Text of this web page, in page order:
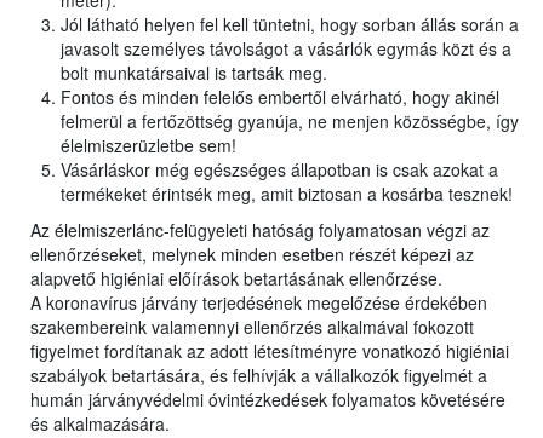
Jól látható helyen fel kell tüntetni, hogy sorban állás során a
javasolt személyes távolságot a vásárlók egymás közt és a
bolt munkatársaival is tartsák meg.
Fontos és minden felelős embertől elvárható, hogy akinél
felmerül a fertőzöttség gyanúja, ne menjen közösségbe, így
élelmiszerüzletbe sem!
Vásárláskor még egészséges állapotban is csak azokat a
termékeket érintsék meg, amit biztosan a kosárba tesznek!
Az élelmiszerlánc-felügyeleti hatóság folyamatosan végzi az
ellenőrzéseket, melynek minden esetben részét képezi az
alapvető higiéniai előírások betartásának ellenőrzése.
A koronavírus járvány terjedésének megelőzése érdekében
szakembereink valamennyi ellenőrzés alkalmával fokozott
figyelmet fordítanak az adott létesítményre vonatkozó higiéniai
szabályok betartására, és felhívják a vállalkozók figyelmét a
humán járványvédelmi óvintézkedések folyamatos követésére
és alkalmazására.